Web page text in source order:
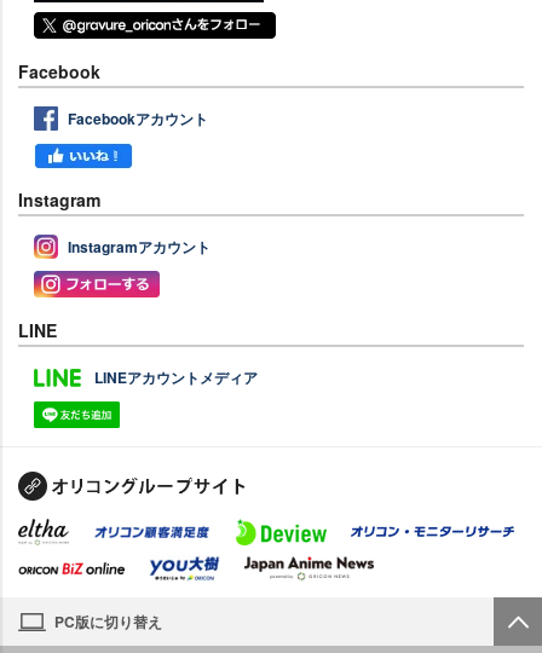
Facebook
Facebookアカウント
Instagram
Instagramアカウント
LINE
LINEアカウントメディア
PC版に切り替え